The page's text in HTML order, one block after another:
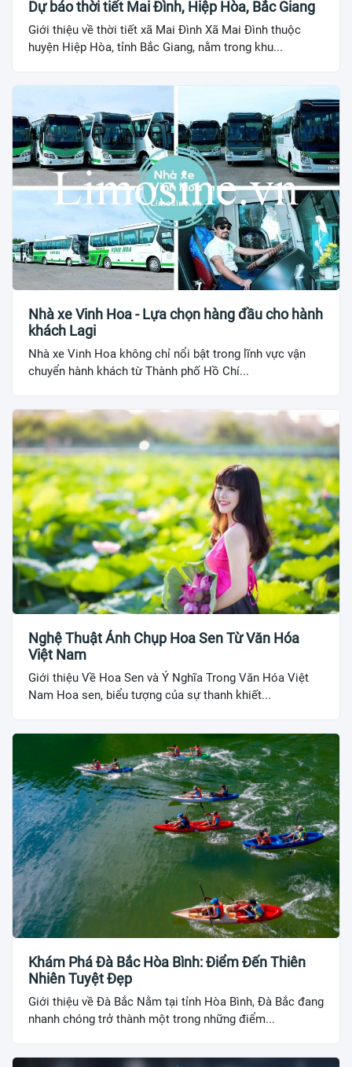
Dự báo thời tiết Mai Đình, Hiệp Hòa, Bắc Giang
Giới thiệu về thời tiết xã Mai Đình Xã Mai Đình thuộc
huyện Hiệp Hòa, tỉnh Bắc Giang, nằm trong khu...
Nhà xe Vinh Hoa - Lựa chọn hàng đầu cho hành
khách Lagi
Nhà xe Vinh Hoa không chỉ nổi bật trong lĩnh vực vận
chuyển hành khách từ Thành phố Hồ Chí...
Nghệ Thuật Ảnh Chụp Hoa Sen Từ Văn Hóa
Việt Nam
Giới thiệu Về Hoa Sen và Ý Nghĩa Trong Văn Hóa Việt
Nam Hoa sen, biểu tượng của sự thanh khiết...
Khám Phá Đà Bắc Hòa Bình: Điểm Đến Thiên
Nhiên Tuyệt Đẹp
Giới thiệu về Đà Bắc Nằm tại tỉnh Hòa Bình, Đà Bắc đang
nhanh chóng trở thành một trong những điểm...